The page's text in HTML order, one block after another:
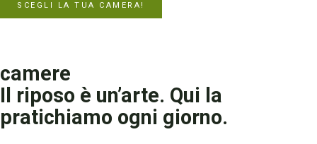
SCEGLI LA TUA CAMERA!
camere
Il riposo è un’arte. Qui la
pratichiamo ogni giorno.